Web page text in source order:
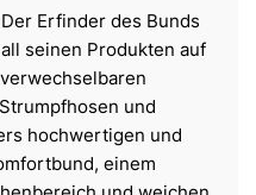
Erfinder des Bunds
seinen Produkten auf
und
hochwertigen und
einem